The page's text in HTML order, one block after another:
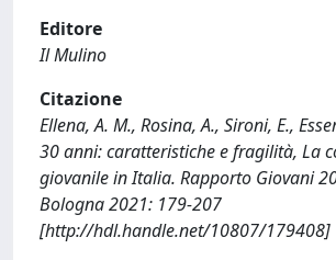
Editore
Il Mulino
Citazione
Ellena, A. M., Rosina, A., Sironi, E.,
30 anni: caratteristiche e fragilità, La
giovanile in Italia. Rapporto Giovani
Bologna 2021: 179-207
[http://hdl.handle.net/10807/179408]